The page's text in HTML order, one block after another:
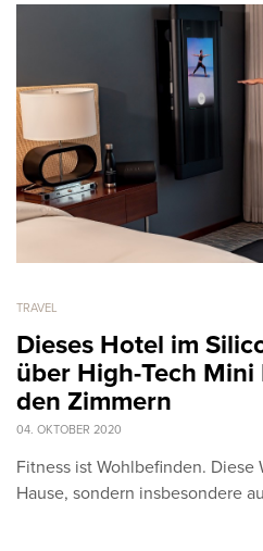
TRAVEL
Dieses Hotel im
über High-Tech
den Zimmern
04. OKTOBER 2020
Fitness ist Wohlbefinden.
Hause, sondern insbesondere